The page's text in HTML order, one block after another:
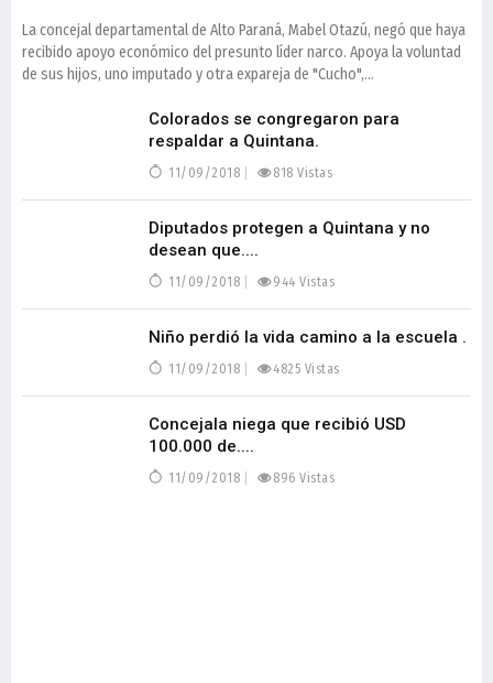
La concejal departamental de Alto Paraná, Mabel Otazú, negó que haya
recibido apoyo económico del presunto líder narco. Apoya la voluntad
de sus hijos, uno imputado y otra expareja de "Cucho",...
Colorados se congregaron para
respaldar a Quintana.
11/09/2018 818 Vistas
Diputados protegen a Quintana y no
desean que....
11/09/2018 944 Vistas
Niño perdió la vida camino a la escuela .
11/09/2018 4825 Vistas
Concejala niega que recibió USD
100.000 de....
11/09/2018 896 Vistas